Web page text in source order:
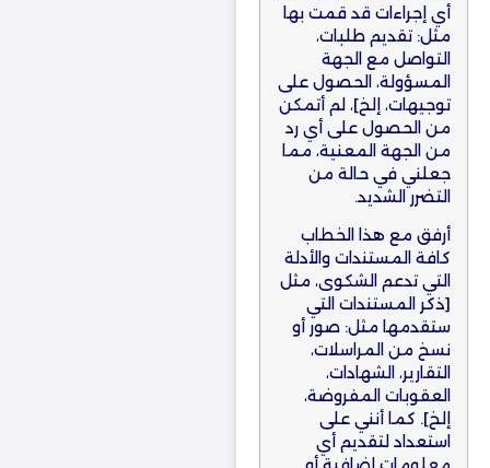
أي إجراءات قد قمت بها
مثل: تقديم طلبات،
التواصل مع الجهة
المسؤولة، الحصول على
توجيهات، إلخ]، لم أتمكن
من الحصول على أي رد
من الجهة المعنية، مما
جعلني في حالة من
التضرر الشديد.
أرفق مع هذا الخطاب
كافة المستندات والأدلة
التي تدعم الشكوى، مثل
[ذكر المستندات التي
ستقدمها مثل: صور أو
نسخ من المراسلات،
التقارير، الشهادات،
العقوبات المفروضة،
إلخ]. كما أنني على
استعداد لتقديم أي